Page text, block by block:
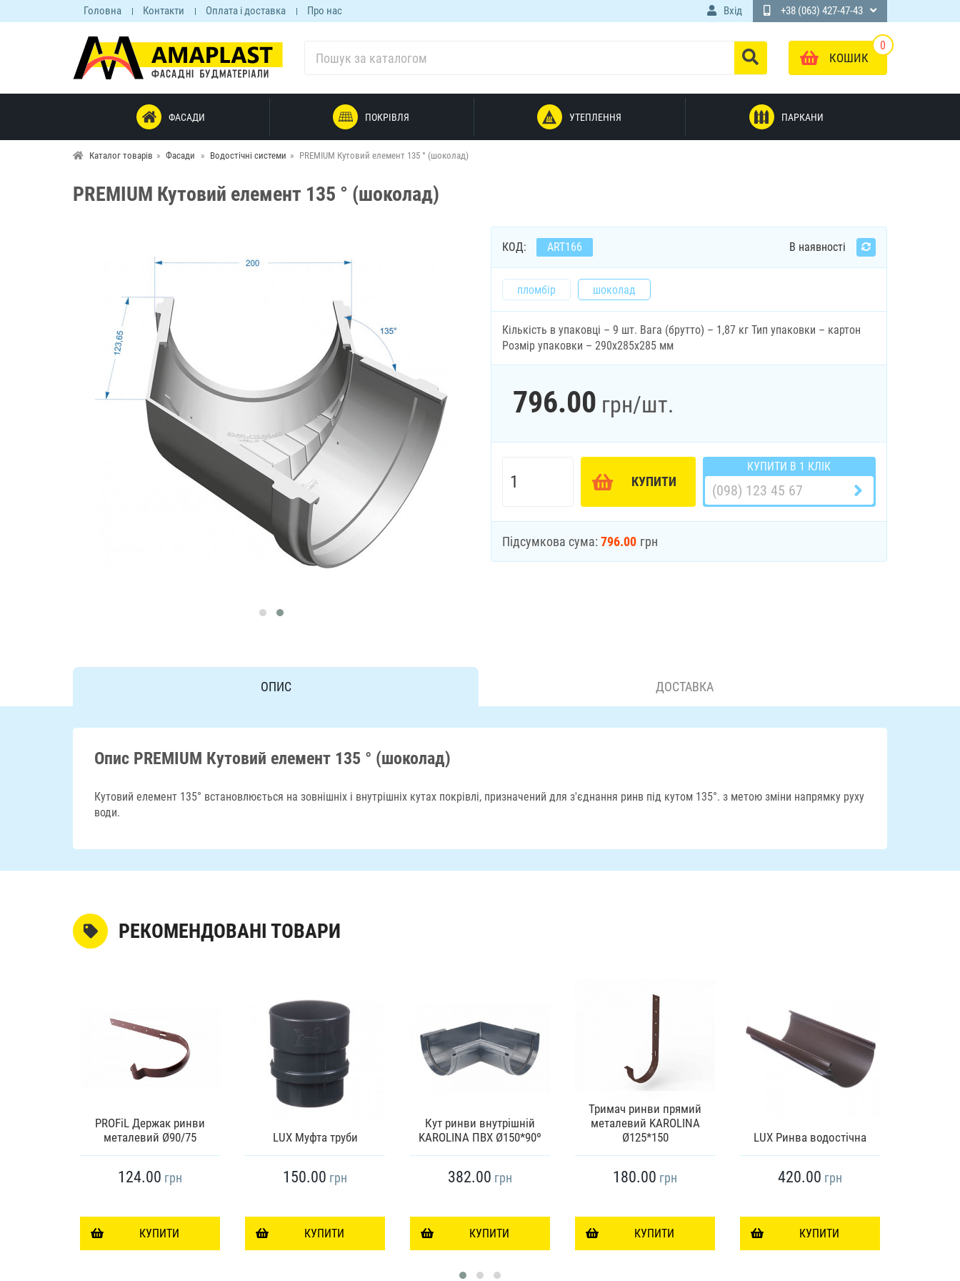
Головна Контакти Оплата і доставка Про нас Вхід +38 (063) 427-47-43
0
КОШИК
ФАСАДИ ПОКРІВЛЯ УТЕПЛЕННЯ ПАРКАНИ
Каталог товарів Фасади Водостічні системи PREMIUM Кутовий елемент 135 ° (шоколад)
PREMIUM Кутовий елемент 135 ° (шоколад)
КОД: ART166 В наявності
пломбір шоколад
Кількість в упаковці – 9 шт. Вага (брутто) – 1,87 кг Тип упаковки – картон
Розмір упаковки – 290х285х285 мм
796.00 грн/шт.
КУПИТИ
КУПИТИ В 1 КЛІК
Підсумкова сума: 796.00 грн
ОПИС ДОСТАВКА
Опис PREMIUM Кутовий елемент 135 ° (шоколад)
Кутовий елемент 135° встановлюється на зовнішніх і внутрішніх кутах покрівлі, призначений для з'єднання ринв під кутом 135°. з метою зміни напрямку руху
води.
РЕКОМЕНДОВАНІ ТОВАРИ
PROFiL Держак ринви
металевий Ø90/75
124.00 грн
КУПИТИ
LUX Муфта труби
150.00 грн
КУПИТИ
Кут ринви внутрішній
KAROLINA ПВХ Ø150*90º
382.00 грн
КУПИТИ
Тримач ринви прямий
металевий KAROLINA
Ø125*150
180.00 грн
КУПИТИ
LUX Ринва водостічна
420.00 грн
КУПИТИ